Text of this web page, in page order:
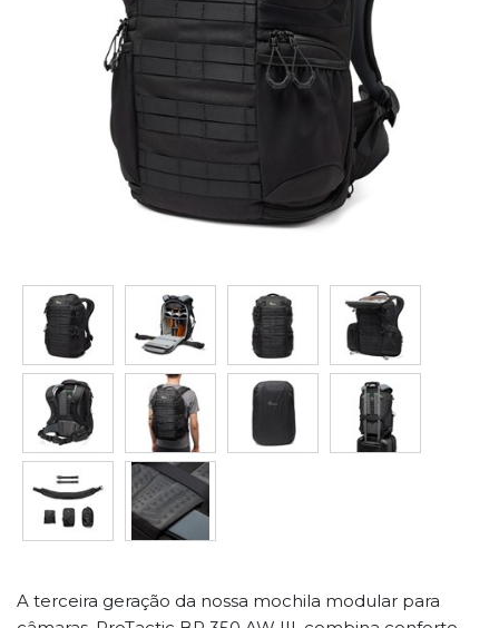
A terceira geração da nossa mochila modular para